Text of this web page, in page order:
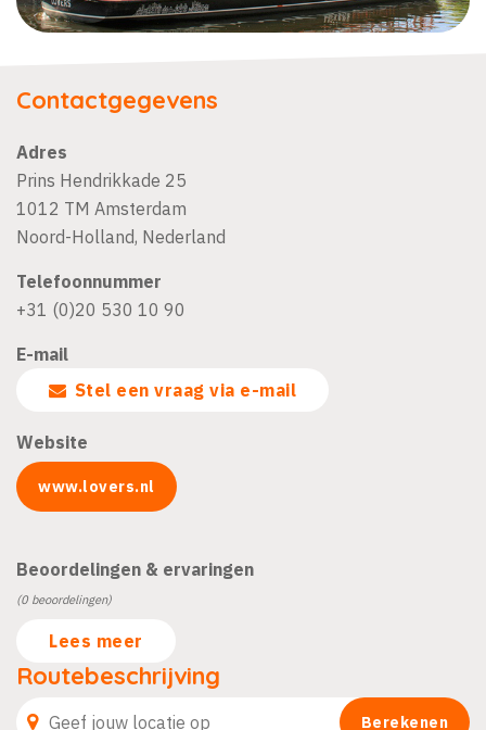
Contactgegevens
Adres
Prins Hendrikkade 25
1012 TM Amsterdam
Noord-Holland, Nederland
Telefoonnummer
+31 (0)20 530 10 90
E-mail
Stel een vraag via e-mail
Website
www.lovers.nl
Beoordelingen & ervaringen
(0 beoordelingen)
Lees meer
Routebeschrijving